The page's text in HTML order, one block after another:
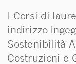
I Corsi di
indirizzo
Sostenibilità
Costruzioni e